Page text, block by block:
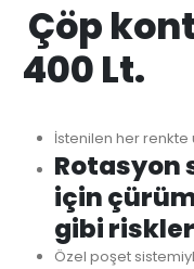
Çöp
400 Lt.
İstenilen her renkte
Rotasyon
için
gibi
Özel poşet